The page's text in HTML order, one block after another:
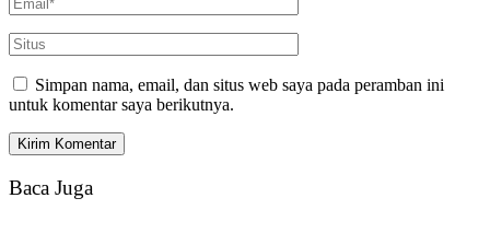
Simpan nama, email, dan situs web saya pada peramban ini
untuk komentar saya berikutnya.
Baca Juga